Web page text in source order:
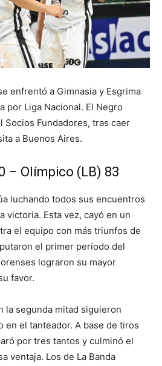
enfrentó a Gimnasia y Esgrima
por Liga Nacional. El Negro
Socios Fundadores, tras caer
a Buenos Aires.
– Olímpico (LB) 83
luchando todos sus encuentros
victoria. Esta vez, cayó en un
el equipo con más triunfos de
el primer período del
lograron su mayor
favor.
la segunda mitad siguieron
en el tanteador. A base de tiros
por tres tantos y culminó el
ventaja. Los de La Banda